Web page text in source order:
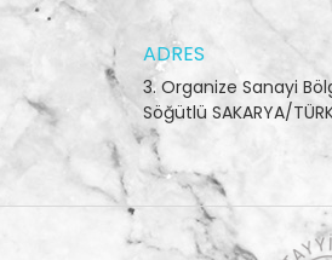
ADRES
3. Organize Sanayi
Söğütlü SAKARYA/